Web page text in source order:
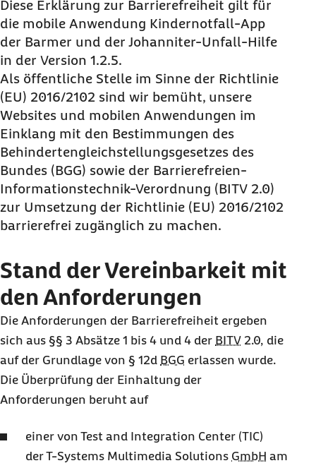
Diese Erklärung zur Barrierefreiheit gilt für
die mobile Anwendung Kindernotfall-App
der Barmer und der Johanniter-Unfall-Hilfe
in der Version 1.2.5.
Als öffentliche Stelle im Sinne der Richtlinie
(EU) 2016/2102 sind wir bemüht, unsere
Websites und mobilen Anwendungen im
Einklang mit den Bestimmungen des
Behindertengleichstellungsgesetzes des
Bundes (BGG) sowie der Barrierefreien-
Informationstechnik-Verordnung (BITV 2.0)
zur Umsetzung der Richtlinie (EU) 2016/2102
barrierefrei zugänglich zu machen.
Stand der Vereinbarkeit mit
den Anforderungen
Die Anforderungen der Barrierefreiheit ergeben
sich aus §§ 3 Absätze 1 bis 4 und 4 der BITV 2.0, die
auf der Grundlage von § 12d BGG erlassen wurde.
Die Überprüfung der Einhaltung der
Anforderungen beruht auf
einer von Test and Integration Center (TIC)
der T-Systems Multimedia Solutions GmbH am